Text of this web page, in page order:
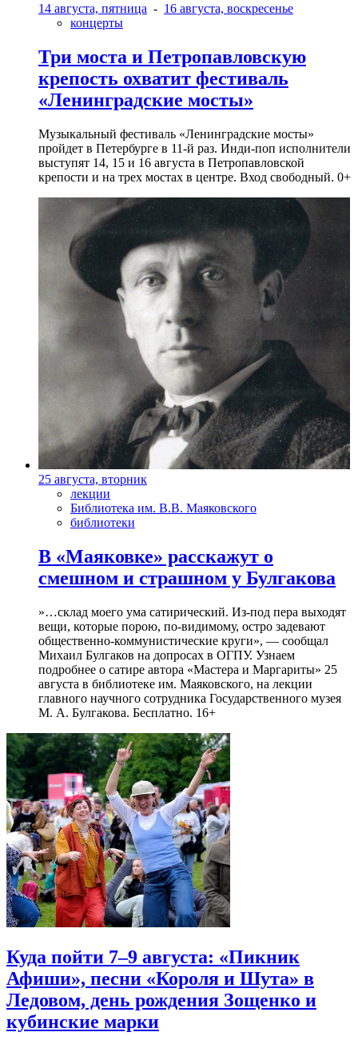
14 августа, пятница - 16 августа, воскресенье
концерты
Три моста и Петропавловскую
крепость охватит фестиваль
«Ленинградские мосты»
Музыкальный фестиваль «Ленинградские мосты»
пройдет в Петербурге в 11-й раз. Инди-поп исполнители
выступят 14, 15 и 16 августа в Петропавловской
крепости и на трех мостах в центре. Вход свободный. 0+
25 августа, вторник
лекции
Библиотека им. В.В. Маяковского
библиотеки
В «Маяковке» расскажут о
смешном и страшном у Булгакова
»…склад моего ума сатирический. Из-под пера выходят
вещи, которые порою, по-видимому, остро задевают
общественно-коммунистические круги», — сообщал
Михаил Булгаков на допросах в ОГПУ. Узнаем
подробнее о сатире автора «Мастера и Маргариты» 25
августа в библиотеке им. Маяковского, на лекции
главного научного сотрудника Государственного музея
М. А. Булгакова. Бесплатно. 16+
Куда пойти 7–9 августа: «Пикник
Афиши», песни «Короля и Шута» в
Ледовом, день рождения Зощенко и
кубинские марки